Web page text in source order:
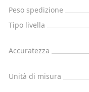
Peso spedizione
Tipo livella
Accuratezza
Unità di misura